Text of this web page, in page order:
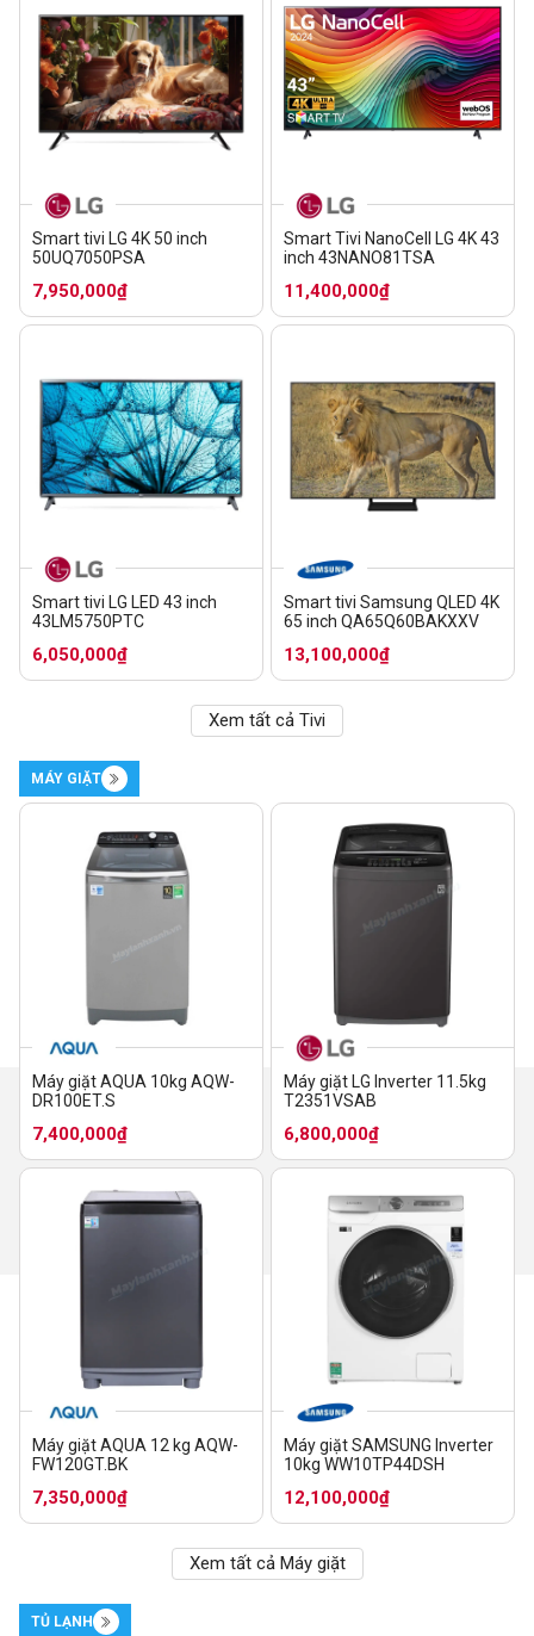
Smart tivi LG 4K 50 inch
50UQ7050PSA
7,950,000₫
Smart Tivi NanoCell LG 4K 43
inch 43NANO81TSA
11,400,000₫
Smart tivi LG LED 43 inch
43LM5750PTC
6,050,000₫
Smart tivi Samsung QLED 4K
65 inch QA65Q60BAKXXV
13,100,000₫
Xem tất cả Tivi
MÁY GIẶT
Máy giặt AQUA 10kg AQW-
DR100ET.S
7,400,000₫
Máy giặt LG Inverter 11.5kg
T2351VSAB
6,800,000₫
Máy giặt AQUA 12 kg AQW-
FW120GT.BK
7,350,000₫
Máy giặt SAMSUNG Inverter
10kg WW10TP44DSH
12,100,000₫
Xem tất cả Máy giặt
TỦ LẠNH